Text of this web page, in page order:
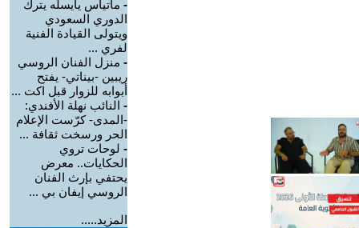
- ماتياس يايسله يترك
الدوري السعودي
ويتولى القيادة الفنية
لفري ...
- منزل الفنان الروسي
ريبين -بيناتي- يفتح
أبوابه للزوار قبل اكت ...
- النائب نهلة الأفندي:
-المدى- كرّست الإعلام
الحر ورسخت ثقافة ...
- لوحات تروي
الحكايات.. معرض
يحتفي بإرث الفنان
الروسي إيفان بي ...
المزيد.....